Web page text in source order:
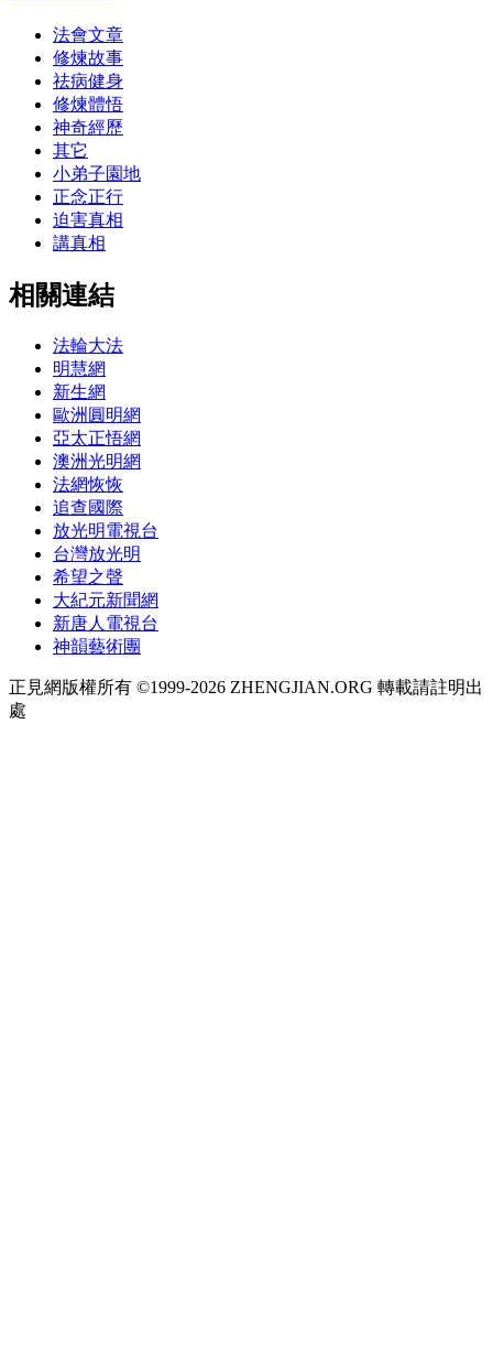
法會文章
修煉故事
祛病健身
修煉體悟
神奇經歷
其它
小弟子園地
正念正行
迫害真相
講真相
相關連結
法輪大法
明慧網
新生網
歐洲圓明網
亞太正悟網
澳洲光明網
法網恢恢
追查國際
放光明電視台
台灣放光明
希望之聲
大紀元新聞網
新唐人電視台
神韻藝術團
正見網版權所有 ©1999-2026 ZHENGJIAN.ORG 轉載請註明出
處